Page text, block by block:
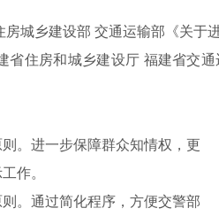
房城乡建设部 交通运输部《关于
省住房和城乡建设厅 福建省交
。进一步保障群众知情权，更
作。
。通过简化程序，方便交警部